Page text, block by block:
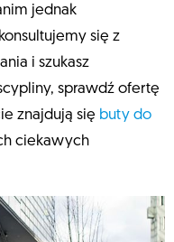
jednak
się z
i szukasz
sprawdź ofertę
znajdują się buty do
ciekawych